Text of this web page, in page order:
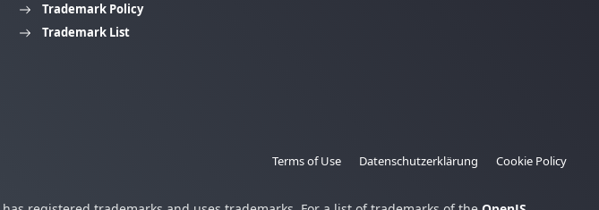
Trademark Policy
Trademark List
Terms of Use Datenschutzerklärung Cookie Policy